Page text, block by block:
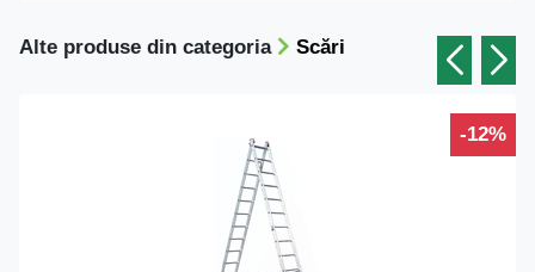
Alte produse din categoria Scări
-12%